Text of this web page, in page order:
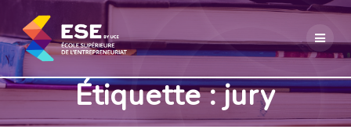
Passer
contenu
Étiquette :jury